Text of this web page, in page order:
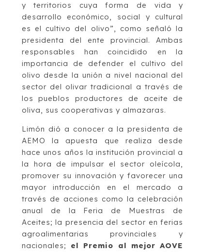
y territorios cuya forma de vida y
desarrollo económico, social y cultural
es el cultivo del olivo”, como señaló la
presidenta del ente provincial. Ambas
responsables han coincidido en la
importancia de defender el cultivo del
olivo desde la unión a nivel nacional del
sector del olivar tradicional a través de
los pueblos productores de aceite de
oliva, sus cooperativas y almazaras.
Limón dió a conocer a la presidenta de
AEMO la apuesta que realiza desde
hace unos años la institución provincial a
la hora de impulsar el sector oleícola,
promover su innovación y favorecer una
mayor introducción en el mercado a
través de acciones como la celebración
anual de la Feria de Muestras de
Aceites; la presencia del sector en ferias
agroalimentarias provinciales y
nacionales; el Premio al mejor AOVE